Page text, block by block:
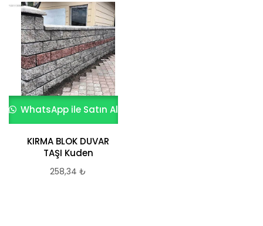
WhatsApp ile Satın Al
KIRMA BLOK DUVAR
TAŞI Kuden
258,34 ₺